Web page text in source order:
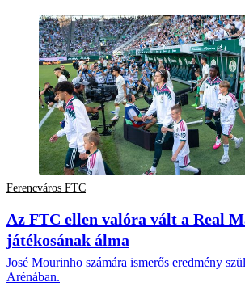
Ferencváros FTC
Az FTC ellen valóra vált a Real
játékosának álma
José Mourinho számára ismerős eredmény
Arénában.